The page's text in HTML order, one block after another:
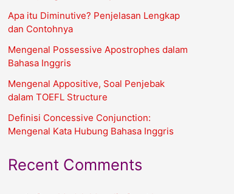
Apa itu Diminutive? Penjelasan Lengkap
dan Contohnya
Mengenal Possessive Apostrophes dalam
Bahasa Inggris
Mengenal Appositive, Soal Penjebak
dalam TOEFL Structure
Definisi Concessive Conjunction:
Mengenal Kata Hubung Bahasa Inggris
Recent Comments